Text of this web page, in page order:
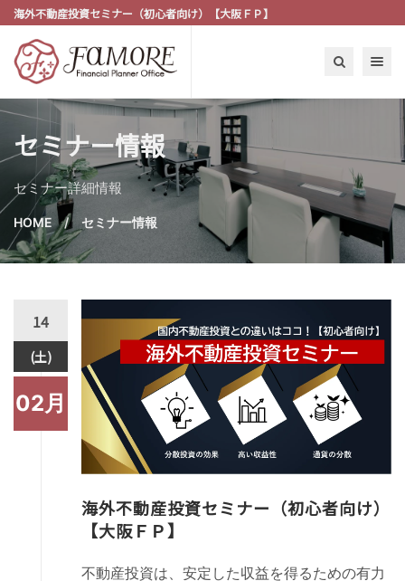
海外不動産投資セミナー（初心者向け）【大阪ＦＰ】
Toggle
セミナー情報
セミナー詳細情報
HOME セミナー情報
14
(土)
02月
海外不動産投資セミナー（初心者向け）
【大阪ＦＰ】
不動産投資は、安定した収益を得るための有力